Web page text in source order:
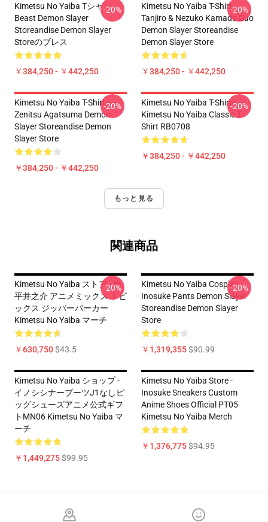
Kimetsu No Yaiba Tシャツ -
Beast Demon Slayer
Storeandise Demon Slayer
Storeのブレス
￥384,250 - ￥442,250
-20%
Kimetsu No Yaiba T-Shirt -
Tanjiro & Nezuko Kamado Duo
Demon Slayer Storeandise
Demon Slayer Store
￥384,250 - ￥442,250
-20%
Kimetsu No Yaiba T-Shirt -
Zenitsu Agatsuma Demon
Slayer Storeandise Demon
Slayer Store
￥384,250 - ￥442,250
-20%
Kimetsu No Yaiba T-Shirts -
Kimetsu No Yaiba Classic T-
Shirt RB0708
￥384,250 - ￥442,250
-20%
もっと見る
関連商品
Kimetsu No Yaiba ストア - 橋
平井之介 アニメミックス トピ
ックス ジッパーパーカー
Kimetsu No Yaiba マーチ
￥630,750$43.5
-20%
Kimetsu No Yaiba Cosplay
Inosuke Pants Demon Slayer
Storeandise Demon Slayer
Store
￥1,319,355$90.99
-20%
Kimetsu No Yaiba ショップ -
イノシシナーブーツJ1なしピ
ッグシューズアニメ公式ギフ
トMN06 Kimetsu No Yaiba マ
ーチ
￥1,449,275$99.95
Kimetsu No Yaiba Store -
Inosuke Sneakers Custom
Anime Shoes Official PT05
Kimetsu No Yaiba Merch
￥1,376,775$94.95